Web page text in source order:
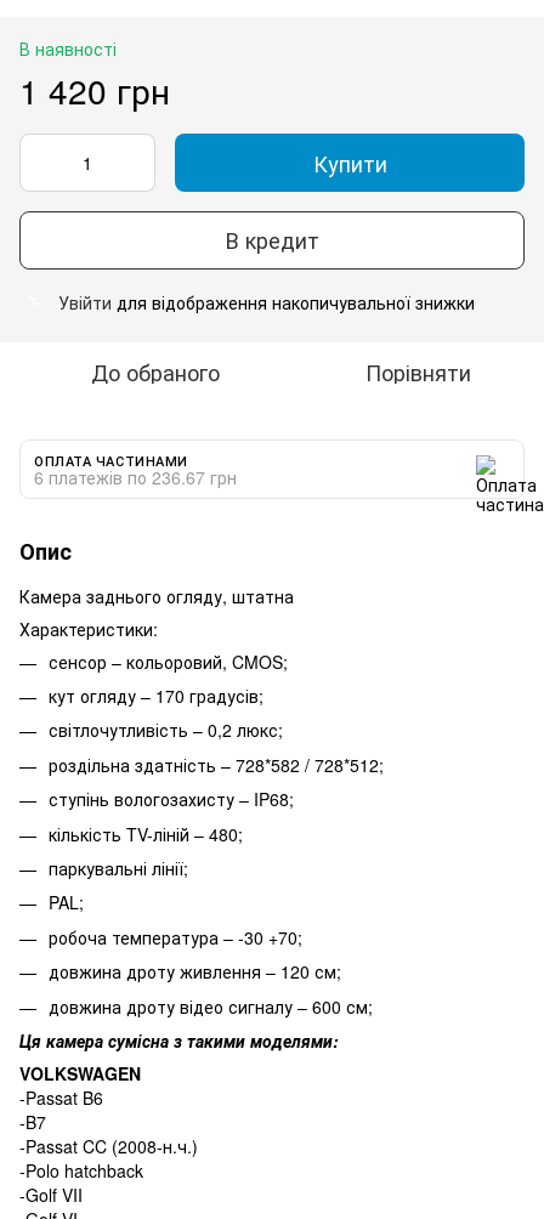
В наявності
1 420 грн
Купити
В кредит
Увійти для відображення накопичувальної знижки
До обраного Порівняти
ОПЛАТА ЧАСТИНАМИ
6 платежів по 236.67 грн
Опис
Камера заднього огляду, штатна
Характеристики:
сенсор – кольоровий, CMOS;
кут огляду – 170 градусів;
світлочутливість – 0,2 люкс;
роздільна здатність – 728*582 / 728*512;
ступінь вологозахисту – IP68;
кількість TV-ліній – 480;
паркувальні лінії;
PAL;
робоча температура – -30 +70;
довжина дроту живлення – 120 см;
довжина дроту відео сигналу – 600 см;
Ця камера сумісна з такими моделями:
VOLKSWAGEN
-Passat B6
-B7
-Passat CC (2008-н.ч.)
-Polo hatchback
-Golf VII